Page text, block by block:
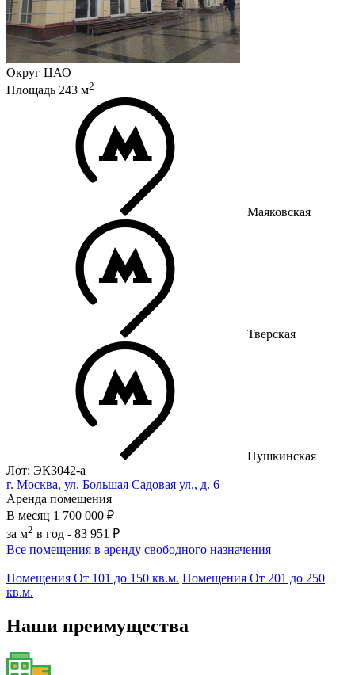
Округ ЦАО
Площадь 243 м2
Маяковская
Тверская
Пушкинская
Лот: ЭК3042-a
г. Москва, ул. Большая Садовая ул., д. 6
Аренда помещения
В месяц 1 700 000 ₽
за м2 в год - 83 951 ₽
Все помещения в аренду свободного назначения
Помещения От 101 до 150 кв.м. Помещения От 201 до 250
кв.м.
Наши преимущества